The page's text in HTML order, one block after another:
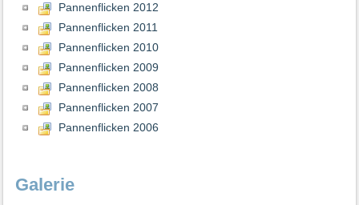
Pannenflicken 2012
Pannenflicken 2011
Pannenflicken 2010
Pannenflicken 2009
Pannenflicken 2008
Pannenflicken 2007
Pannenflicken 2006
Galerie